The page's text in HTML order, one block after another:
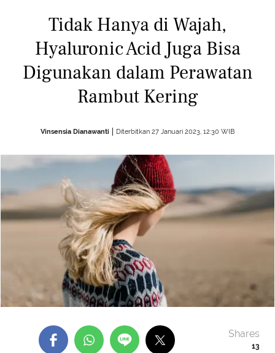
Tidak Hanya di Wajah,
Hyaluronic Acid Juga Bisa
Digunakan dalam Perawatan
Rambut Kering
Vinsensia Dianawanti Diterbitkan 27 Januari 2023, 12:30 WIB
13
Shares